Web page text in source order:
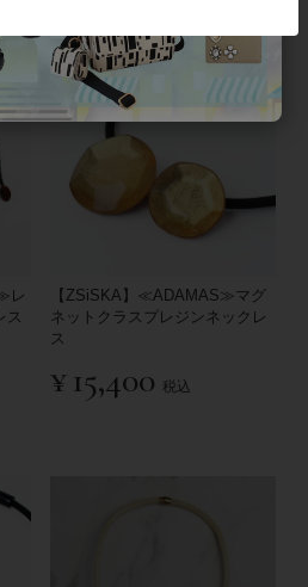
レ
ス
【ZSiSKA】≪ADAMAS≫マグ
ネットクラスプレジンネックレ
ス
¥ 15,400 税込